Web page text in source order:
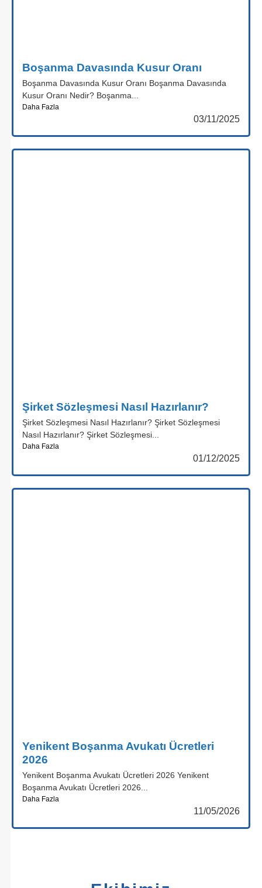
Boşanma Davasında Kusur Oranı
Boşanma Davasında Kusur Oranı Boşanma Davasında
Kusur Oranı Nedir? Boşanma...
Daha Fazla
03/11/2025
Şirket Sözleşmesi Nasıl Hazırlanır?
Şirket Sözleşmesi Nasıl Hazırlanır? Şirket Sözleşmesi
Nasıl Hazırlanır? Şirket Sözleşmesi...
Daha Fazla
01/12/2025
Yenikent Boşanma Avukatı Ücretleri
2026
Yenikent Boşanma Avukatı Ücretleri 2026 Yenikent
Boşanma Avukatı Ücretleri 2026...
Daha Fazla
11/05/2026